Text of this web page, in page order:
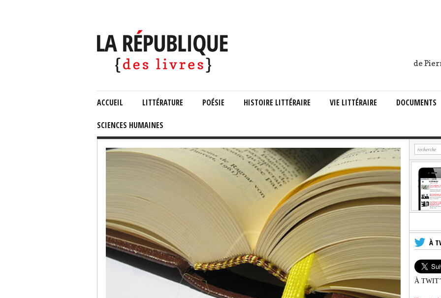
de
ACCUEIL LITTÉRATURE POÉSIE HISTOIRE LITTÉRAIRE VIE LITTÉRAIRE DOCUMENTS
SCIENCES HUMAINES
À
À